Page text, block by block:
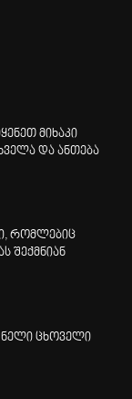
მიხაკი
და ანთება
რომლებიც
შექმნიან
ცხოველი